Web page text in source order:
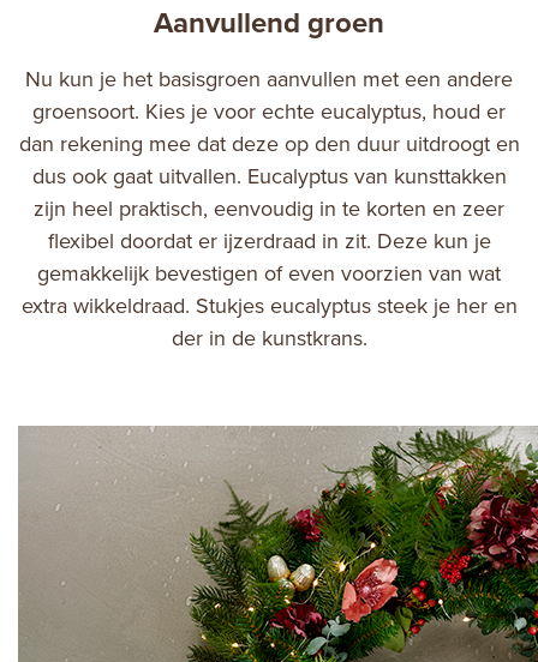
Aanvullend groen
Nu kun je het basisgroen aanvullen met een andere
groensoort. Kies je voor echte eucalyptus, houd er
dan rekening mee dat deze op den duur uitdroogt en
dus ook gaat uitvallen. Eucalyptus van kunsttakken
zijn heel praktisch, eenvoudig in te korten en zeer
flexibel doordat er ijzerdraad in zit. Deze kun je
gemakkelijk bevestigen of even voorzien van wat
extra wikkeldraad. Stukjes eucalyptus steek je her en
der in de kunstkrans.